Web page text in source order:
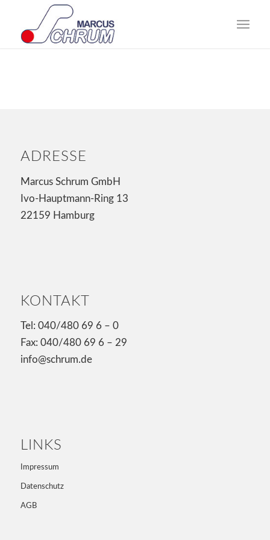
ADRESSE
Marcus Schrum GmbH
Ivo-Hauptmann-Ring 13
22159 Hamburg
KONTAKT
Tel: 040/480 69 6 – 0
Fax: 040/480 69 6 – 29
info@schrum.de
LINKS
Impressum
Datenschutz
AGB